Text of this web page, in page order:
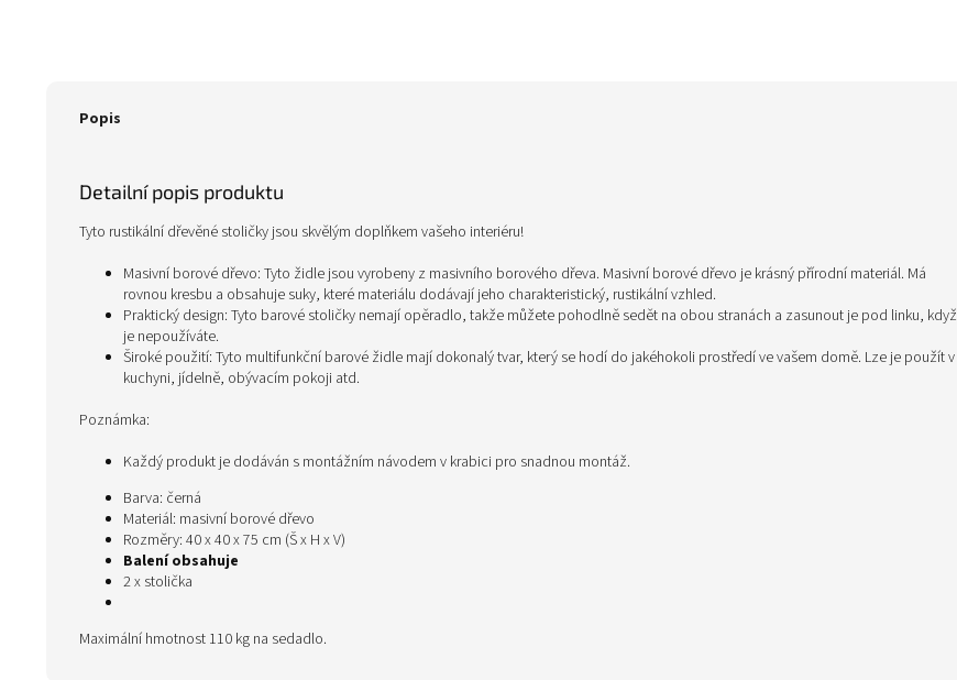
Popis
Detailní popis produktu
Tyto rustikální dřevěné stoličky jsou skvělým doplňkem vašeho interiéru!
Masivní borové dřevo: Tyto židle jsou vyrobeny z masivního borového dřeva. Masivní borové dřevo je krásný přírodní materiál. Má
rovnou kresbu a obsahuje suky, které materiálu dodávají jeho charakteristický, rustikální vzhled.
Praktický design: Tyto barové stoličky nemají opěradlo, takže můžete pohodlně sedět na obou stranách a zasunout je pod linku, když
je nepoužíváte.
Široké použití: Tyto multifunkční barové židle mají dokonalý tvar, který se hodí do jakéhokoli prostředí ve vašem domě. Lze je použít v
kuchyni, jídelně, obývacím pokoji atd.
Poznámka:
Každý produkt je dodáván s montážním návodem v krabici pro snadnou montáž.
Barva: černá
Materiál: masivní borové dřevo
Rozměry: 40 x 40 x 75 cm (Š x H x V)
Balení obsahuje
2 x stolička
Maximální hmotnost 110 kg na sedadlo.